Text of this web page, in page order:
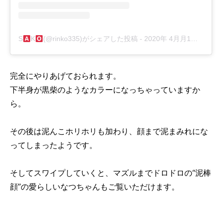
S K (@rinko335)がシェアした投稿 - 2020年 4月月1日午前5時36分PDT
完全にやりあげておられます。
下半身が黒柴のようなカラーになっちゃっていますか
ら。
その後は泥んこホリホリも加わり、顔まで泥まみれにな
ってしまったようです。
そしてスワイプしていくと、マズルまでドロドロの“泥棒
顔”の愛らしいなつちゃんもご覧いただけます。